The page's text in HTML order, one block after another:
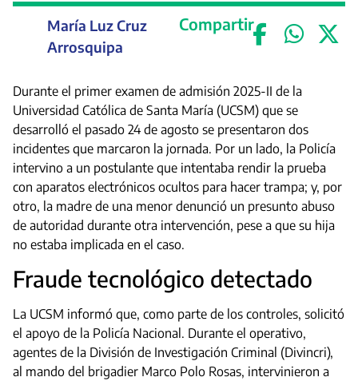
María Luz Cruz
Arrosquipa
Compartir
Durante el primer examen de admisión 2025-II de la
Universidad Católica de Santa María (UCSM) que se
desarrolló el pasado 24 de agosto se presentaron dos
incidentes que marcaron la jornada. Por un lado, la Policía
intervino a un postulante que intentaba rendir la prueba
con aparatos electrónicos ocultos para hacer trampa; y, por
otro, la madre de una menor denunció un presunto abuso
de autoridad durante otra intervención, pese a que su hija
no estaba implicada en el caso.
Fraude tecnológico detectado
La UCSM informó que, como parte de los controles, solicitó
el apoyo de la Policía Nacional. Durante el operativo,
agentes de la División de Investigación Criminal (Divincri),
al mando del brigadier Marco Polo Rosas, intervinieron a